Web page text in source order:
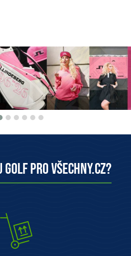
pro všechny.cz?